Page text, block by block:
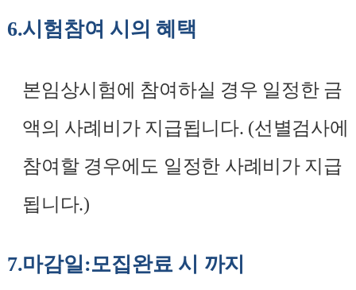
6.시험참여 시의 혜택
본임상시험에 참여하실 경우 일정한 금
액의 사례비가 지급됩니다. (선별검사에
참여할 경우에도 일정한 사례비가 지급
됩니다.)
7.마감일 :모집완료 시 까지